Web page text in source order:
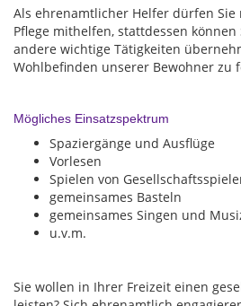
Als ehrenamtlicher Helfer dürfen
Pflege mithelfen, stattdessen
andere wichtige Tätigkeiten
Wohlbefinden unserer Bewohner zu
Mögliches Einsatzspektrum
Spaziergänge und Ausflüge
Vorlesen
Spielen von
gemeinsames Basteln
gemeinsames Singen und
u.v.m.
Sie wollen in Ihrer Freizeit einen